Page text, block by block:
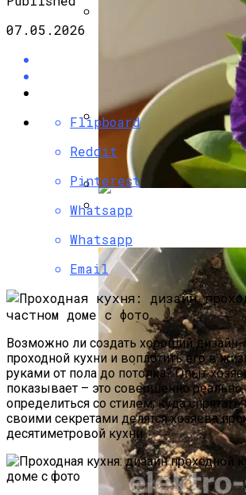
Угловой Камин Из
Несъемная Опалубка
«лего» Для
Дом: Алгоритм Работ
Эустома:
07.05.2026
Flipboard
Reddit
Pinterest
Whatsapp
Whatsapp
Email
Возможно ли создать хороший дизайн-
проходной кухни и воплотить его в
руками от пола до потолка? Опыт
показывает – это совершенно
определиться со стилем, куда
своими секретами делятся хозяева
десятиметровой кухни.